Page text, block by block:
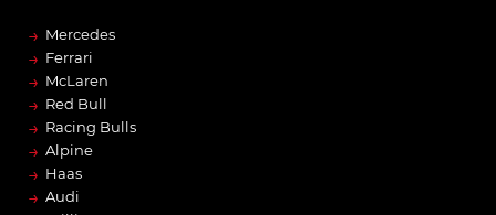
→ Mercedes
→ Ferrari
→ McLaren
→ Red Bull
→ Racing Bulls
→ Alpine
→ Haas
→ Audi